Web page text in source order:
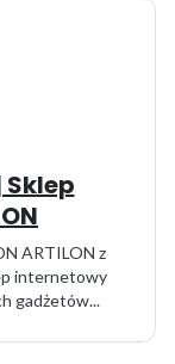
ARTILON z
internetowy
gadżetów...